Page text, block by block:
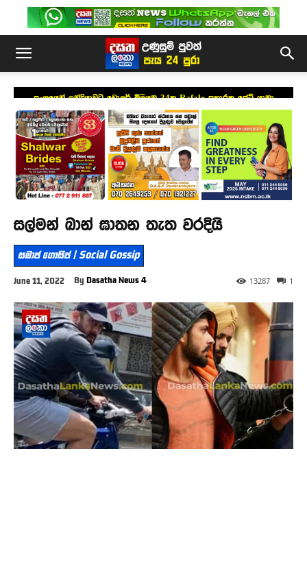
ප්‍රංශයෙන් ඉන්දියාවට ඩොලර් බිලියන 34ක Rafale ප්‍රහාරක ජෙට් යානා
යෝජනාවක්
සල්මන් ඛාන් ඝාතන තැත වරදියි
සමාජ ගොසිප් | Social Gossip
June 11, 2022 By Dasatha News 4 1
13287